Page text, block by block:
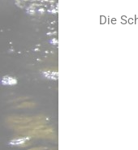
Die